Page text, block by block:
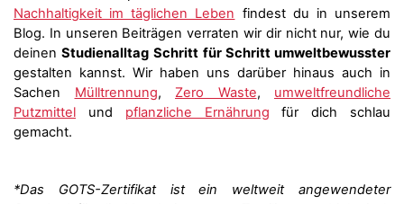
Nachhaltigkeit im täglichen Leben findest du in unserem
Blog. In unseren Beiträgen verraten wir dir nicht nur, wie du
deinenStudienalltag Schritt für Schritt umweltbewusster
gestalten kannst. Wir haben uns darüber hinaus auch in
Sachen Mülltrennung, Zero Waste, umweltfreundliche
Putzmittel und pflanzliche Ernährung für dich schlau
gemacht.
*Das GOTS-Zertifikat ist ein weltweit angewendeter